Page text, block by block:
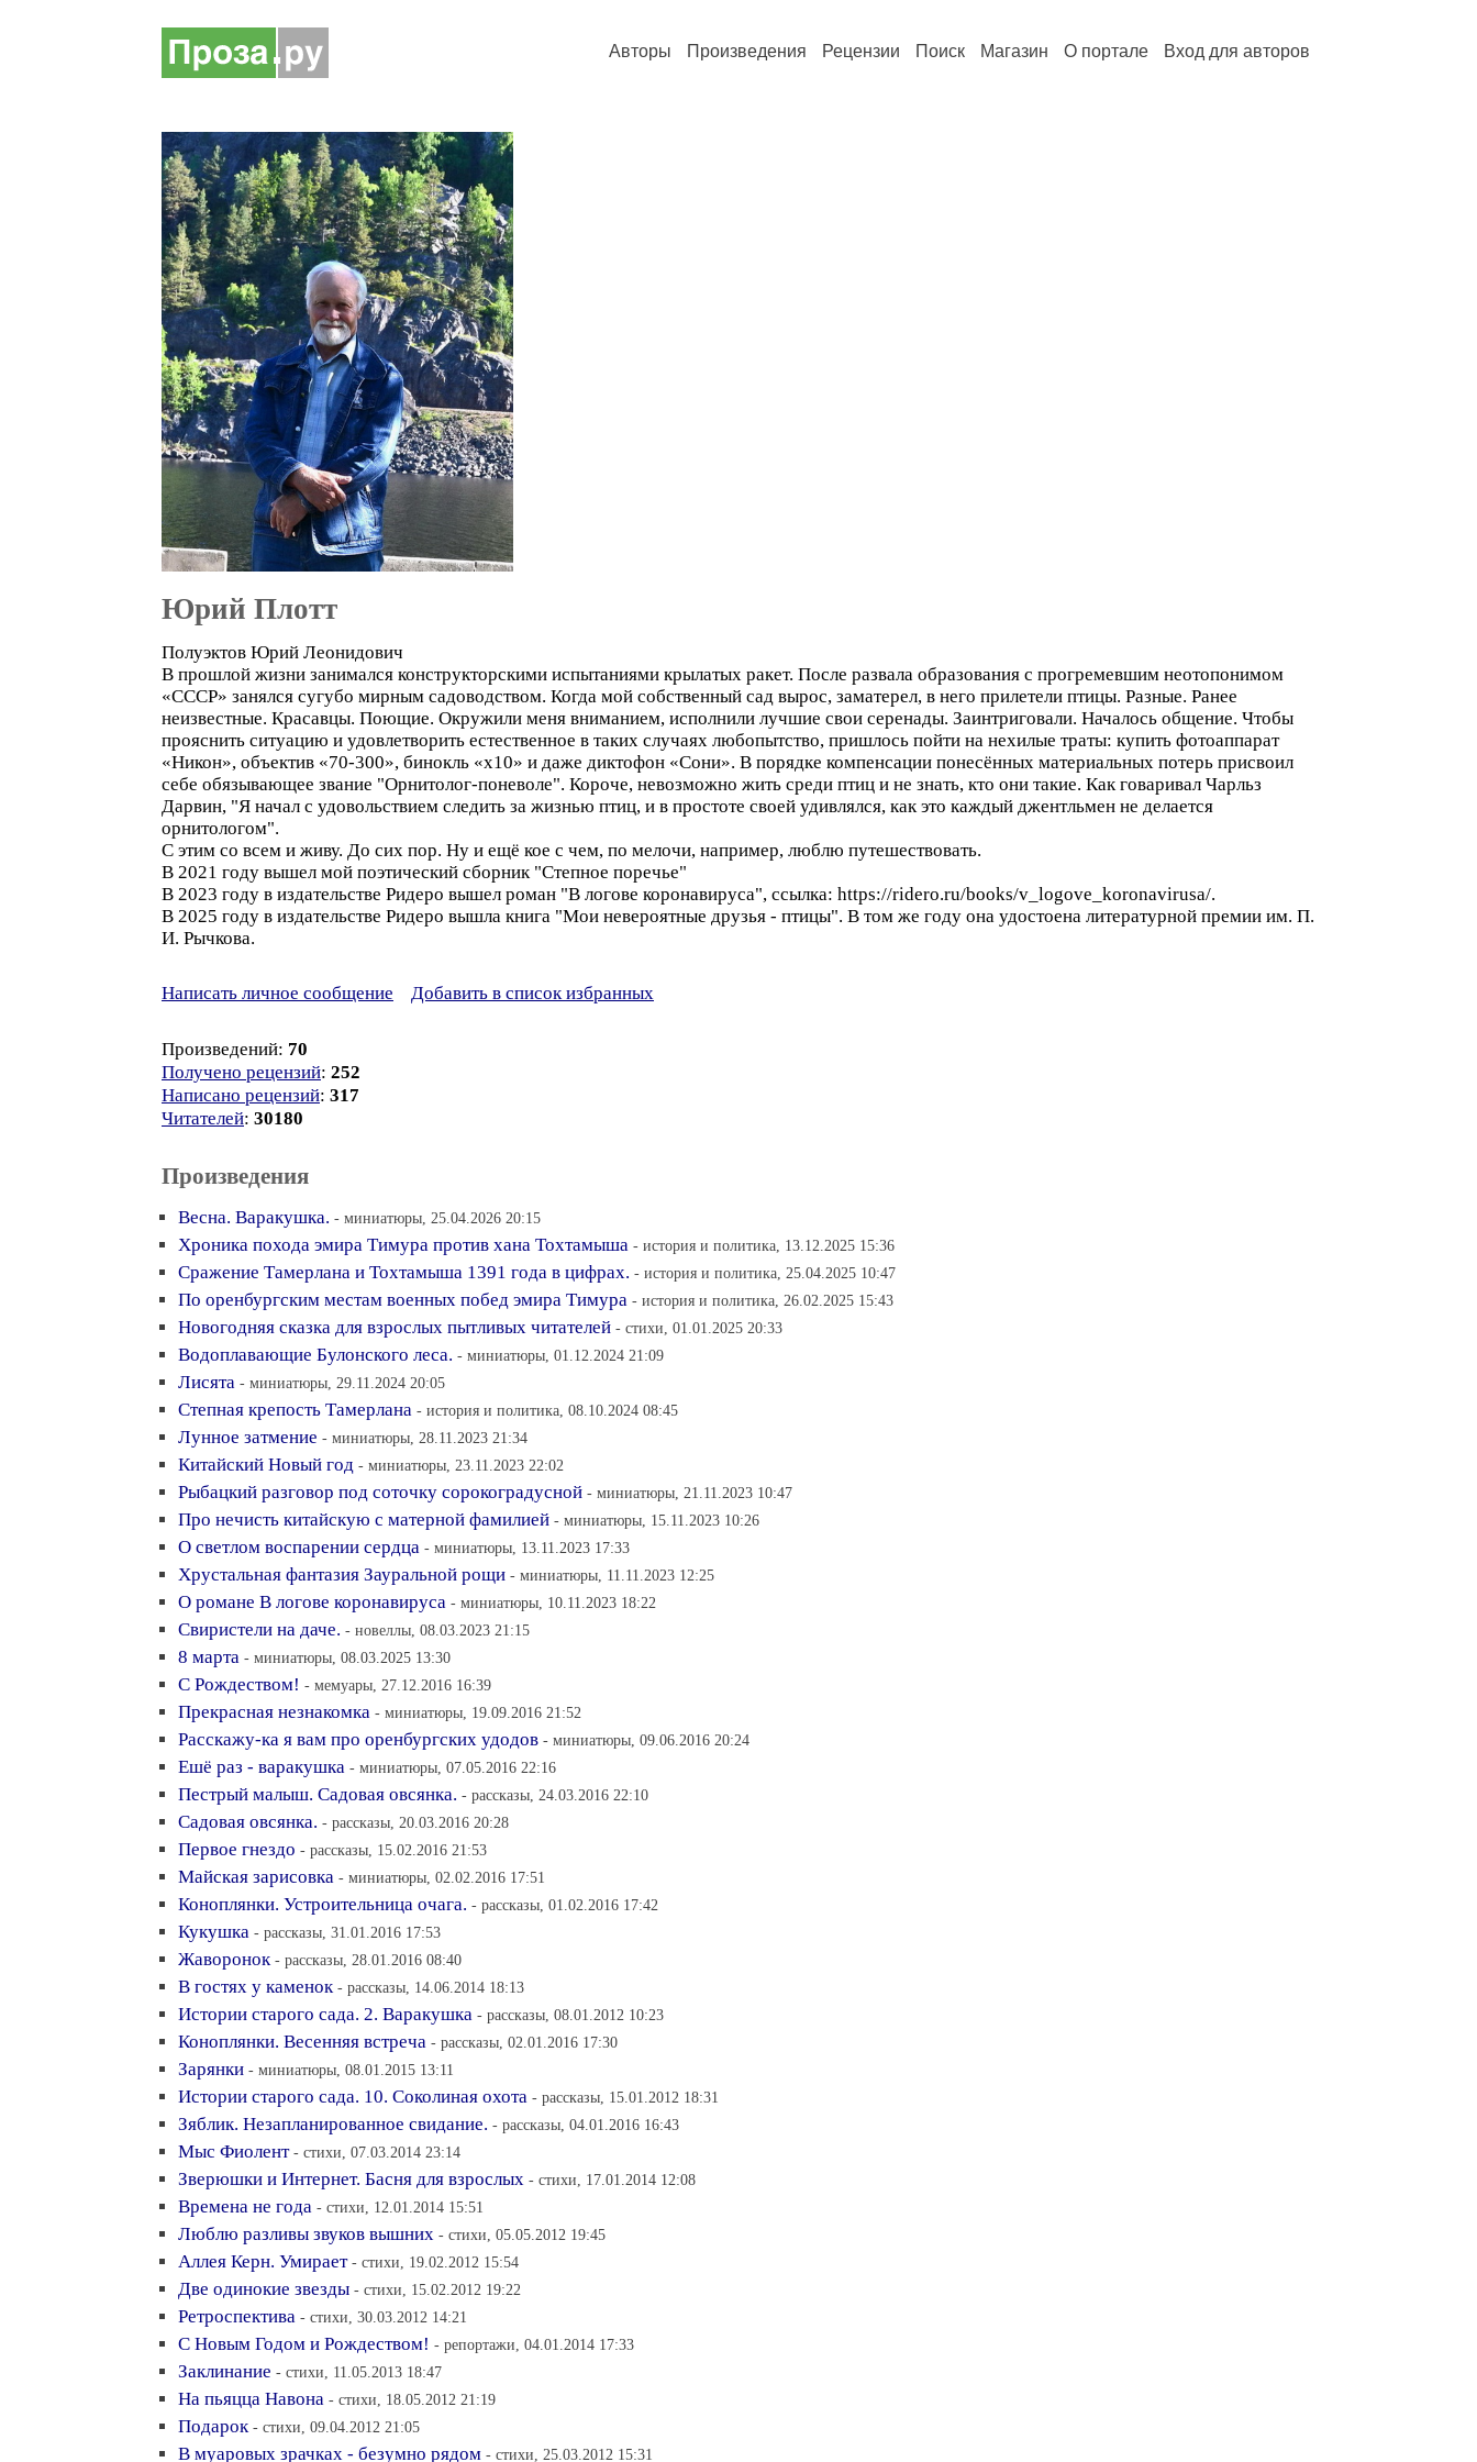
Авторы Произведения Рецензии Поиск Магазин О портале Вход для авторов
Юрий Плотт
Полуэктов Юрий Леонидович
В прошлой жизни занимался конструкторскими испытаниями крылатых ракет. После развала образования с прогремевшим неотопонимом
«СССР» занялся сугубо мирным садоводством. Когда мой собственный сад вырос, заматерел, в него прилетели птицы. Разные. Ранее
неизвестные. Красавцы. Поющие. Окружили меня вниманием, исполнили лучшие свои серенады. Заинтриговали. Началось общение. Чтобы
прояснить ситуацию и удовлетворить естественное в таких случаях любопытство, пришлось пойти на нехилые траты: купить фотоаппарат
«Никон», объектив «70-300», бинокль «х10» и даже диктофон «Сони». В порядке компенсации понесённых материальных потерь присвоил
себе обязывающее звание "Орнитолог-поневоле". Короче, невозможно жить среди птиц и не знать, кто они такие. Как говаривал Чарльз
Дарвин, "Я начал с удовольствием следить за жизнью птиц, и в простоте своей удивлялся, как это каждый джентльмен не делается
орнитологом".
С этим со всем и живу. До сих пор. Ну и ещё кое с чем, по мелочи, например, люблю путешествовать.
В 2021 году вышел мой поэтический сборник "Степное поречье"
В 2023 году в издательстве Ридеро вышел роман "В логове коронавируса", ссылка: https://ridero.ru/books/v_logove_koronavirusa/.
В 2025 году в издательстве Ридеро вышла книга "Мои невероятные друзья - птицы". В том же году она удостоена литературной премии им. П.
И. Рычкова.
Написать личное сообщение Добавить в список избранных
Произведений: 70
Получено рецензий: 252
Написано рецензий: 317
Читателей: 30180
Произведения
Весна. Варакушка. - миниатюры, 25.04.2026 20:15
Хроника похода эмира Тимура против хана Тохтамыша - история и политика, 13.12.2025 15:36
Сражение Тамерлана и Тохтамыша 1391 года в цифрах. - история и политика, 25.04.2025 10:47
По оренбургским местам военных побед эмира Тимура - история и политика, 26.02.2025 15:43
Новогодняя сказка для взрослых пытливых читателей - стихи, 01.01.2025 20:33
Водоплавающие Булонского леса. - миниатюры, 01.12.2024 21:09
Лисята - миниатюры, 29.11.2024 20:05
Степная крепость Тамерлана - история и политика, 08.10.2024 08:45
Лунное затмение - миниатюры, 28.11.2023 21:34
Китайский Новый год - миниатюры, 23.11.2023 22:02
Рыбацкий разговор под соточку сорокоградусной - миниатюры, 21.11.2023 10:47
Про нечисть китайскую с матерной фамилией - миниатюры, 15.11.2023 10:26
О светлом воспарении сердца - миниатюры, 13.11.2023 17:33
Хрустальная фантазия Зауральной рощи - миниатюры, 11.11.2023 12:25
О романе В логове коронавируса - миниатюры, 10.11.2023 18:22
Свиристели на даче. - новеллы, 08.03.2023 21:15
8 марта - миниатюры, 08.03.2025 13:30
С Рождеством! - мемуары, 27.12.2016 16:39
Прекрасная незнакомка - миниатюры, 19.09.2016 21:52
Расскажу-ка я вам про оренбургских удодов - миниатюры, 09.06.2016 20:24
Ешё раз - варакушка - миниатюры, 07.05.2016 22:16
Пестрый малыш. Садовая овсянка. - рассказы, 24.03.2016 22:10
Садовая овсянка. - рассказы, 20.03.2016 20:28
Первое гнездо - рассказы, 15.02.2016 21:53
Майская зарисовка - миниатюры, 02.02.2016 17:51
Коноплянки. Устроительница очага. - рассказы, 01.02.2016 17:42
Кукушка - рассказы, 31.01.2016 17:53
Жаворонок - рассказы, 28.01.2016 08:40
В гостях у каменок - рассказы, 14.06.2014 18:13
Истории старого сада. 2. Варакушка - рассказы, 08.01.2012 10:23
Коноплянки. Весенняя встреча - рассказы, 02.01.2016 17:30
Зарянки - миниатюры, 08.01.2015 13:11
Истории старого сада. 10. Соколиная охота - рассказы, 15.01.2012 18:31
Зяблик. Незапланированное свидание. - рассказы, 04.01.2016 16:43
Мыс Фиолент - стихи, 07.03.2014 23:14
Зверюшки и Интернет. Басня для взрослых - стихи, 17.01.2014 12:08
Времена не года - стихи, 12.01.2014 15:51
Люблю разливы звуков вышних - стихи, 05.05.2012 19:45
Аллея Керн. Умирает - стихи, 19.02.2012 15:54
Две одинокие звезды - стихи, 15.02.2012 19:22
Ретроспектива - стихи, 30.03.2012 14:21
С Новым Годом и Рождеством! - репортажи, 04.01.2014 17:33
Заклинание - стихи, 11.05.2013 18:47
На пьяцца Навона - стихи, 18.05.2012 21:19
Подарок - стихи, 09.04.2012 21:05
В муаровых зрачках - безумно рядом - стихи, 25.03.2012 15:31